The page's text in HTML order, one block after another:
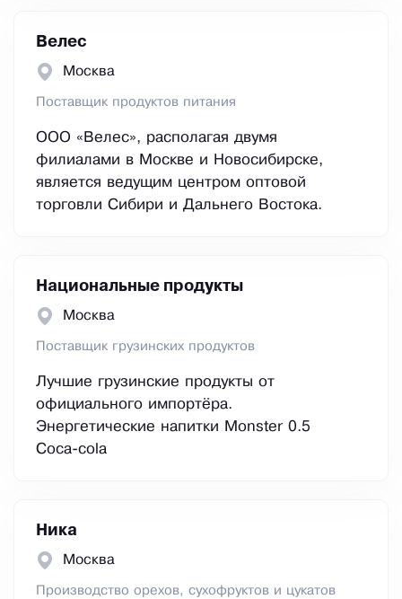
Велес
Москва
Поставщик продуктов питания
ООО «Велес», располагая двумя
филиалами в Москве и Новосибирске,
является ведущим центром оптовой
торговли Сибири и Дальнего Востока.
Национальные продукты
Москва
Поставщик грузинских продуктов
Лучшие грузинские продукты от
официального импортёра.
Энергетические напитки Monster 0.5
Соса-соla
Ника
Москва
Производство орехов, сухофруктов и цукатов